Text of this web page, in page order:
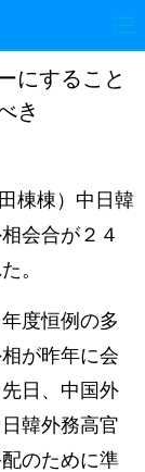
経済
写真
にすること
き
棟棟）中日韓
会合が２４
。
度恒例の多
が昨年に会
日、中国外
韓外務高官
のために準